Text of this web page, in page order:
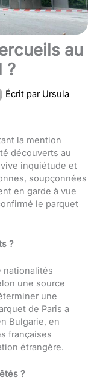
au
?
Écrit par Ursula
la mention
découverts au
inquiétude et
soupçonnées
en garde à vue
le parquet
?
nationalités
une source
une
de Paris a
Bulgarie, en
françaises
étrangère.
?